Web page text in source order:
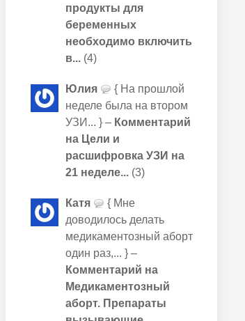
продукты для
беременных
необходимо включить
в...(4)
Юлия
{ На прошлой
неделе была на втором
УЗИ... } – Комментарий
на Цели и
расшифровка УЗИ на
21 неделе...(3)
Катя
{ Мне
доводилось делать
медикаментозный аборт
один раз,... } –
Комментарий на
Медикаментозный
аборт. Препараты